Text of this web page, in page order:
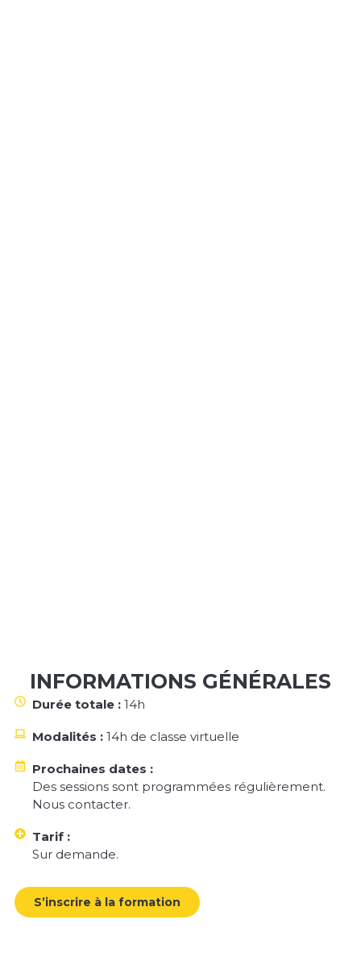
INFORMATIONS GÉNÉRALES
Durée totale : 14h
Modalités : 14h de classe virtuelle
Prochaines dates :
Des sessions sont programmées régulièrement.
Nous contacter.
Tarif :
Sur demande.
S’inscrire à la formation